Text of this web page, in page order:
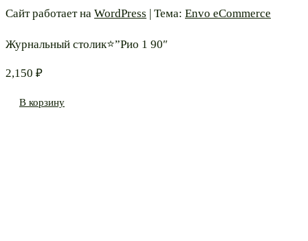
Сайт работает на WordPress | Тема: Envo eCommerce
Журнальный столик⭐”Рио 1 90″
2,150 ₽
В корзину